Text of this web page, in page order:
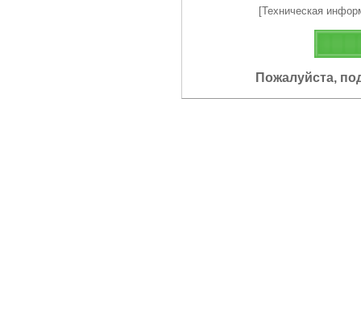
[Техническая
Пожалуйста,